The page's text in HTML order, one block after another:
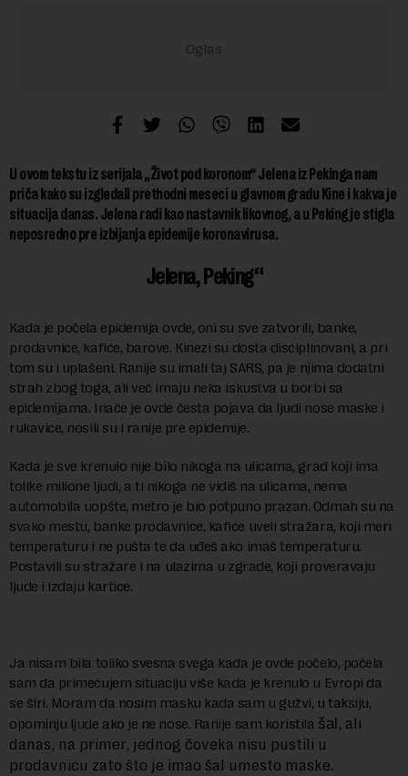
U ovom tekstu iz serijala „Život pod koronom“ Jelena iz Pekinga nam
priča kako su izgledali prethodni meseci u glavnom gradu Kine i kakva je
situacija danas. Jelena radi kao nastavnik likovnog, a u Peking je stigla
neposredno pre izbijanja epidemije koronavirusa.
Jelena, Peking
Kada je počela epidemija ovde, oni su sve zatvorili, banke,
prodavnice, kafiće, barove. Kinezi su dosta disciplinovani, a pri
tom su i uplašeni. Ranije su imali taj SARS, pa je njima dodatni
strah zbog toga, ali već imaju neka iskustva u borbi sa
epidemijama. Inače je ovde česta pojava da ljudi nose maske i
rukavice, nosili su i ranije pre epidemije.
Kada je sve krenulo nije bilo nikoga na ulicama, grad koji ima
tolike milione ljudi, a ti nikoga ne vidiš na ulicama, nema
automobila uopšte, metro je bio potpuno prazan. Odmah su na
svako mestu, banke prodavnice, kafiće uveli stražara, koji meri
temperaturu i ne pušta te da uđeš ako imaš temperaturu.
Postavili su stražare i na ulazima u zgrade, koji proveravaju
ljude i izdaju kartice.
Ja nisam bila toliko svesna svega kada je ovde počelo, počela
sam da primećujem situaciju više kada je krenulo u Evropi da
se širi. Moram da nosim masku kada sam u gužvi, u taksiju,
opominju ljude ako je ne nose. Ranije sam koristila šal, ali
danas, na primer, jednog čoveka nisu pustili u
prodavnicu zato što je imao šal umesto maske.